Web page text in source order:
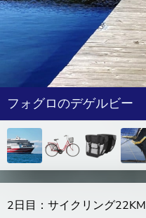
フォグロのデゲルビー
2日目：サイクリング22KM